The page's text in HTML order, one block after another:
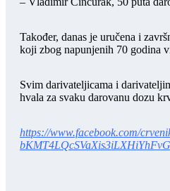
Također, danas je uručena i
koji zbog napunjenih 70 godina
Svim darivateljicama i
hvala za svaku darovanu dozu
https://www.facebook.com/